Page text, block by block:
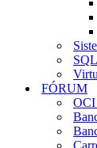
FÓRUM
OCI